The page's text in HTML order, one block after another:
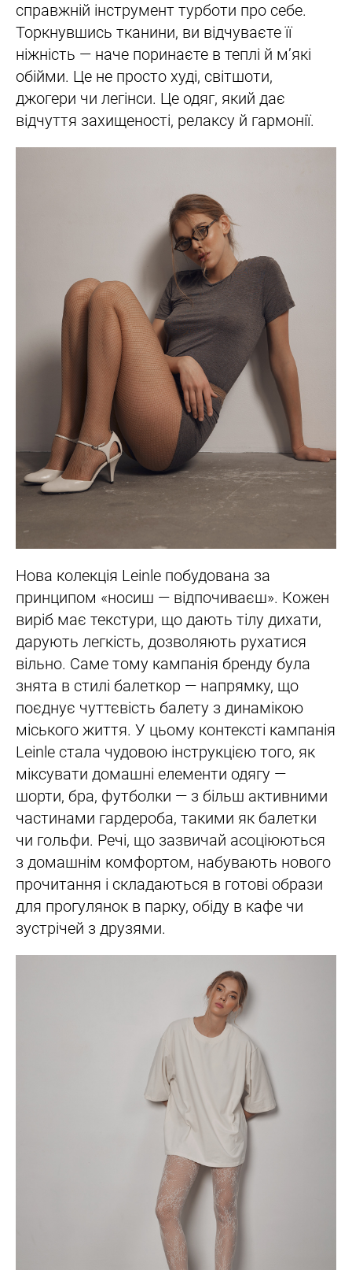
справжній інструмент турботи про себе.
Торкнувшись тканини, ви відчуваєте її
ніжність — наче поринаєте в теплі й м’які
обійми. Це не просто худі, світшоти,
джогери чи легінси. Це одяг, який дає
відчуття захищеності, релаксу й гармонії.
Нова колекція Leinle побудована за
принципом «носиш — відпочиваєш». Кожен
виріб має текстури, що дають тілу дихати,
дарують легкість, дозволяють рухатися
вільно. Саме тому кампанія бренду була
знята в стилі балеткор — напрямку, що
поєднує чуттєвість балету з динамікою
міського життя. У цьому контексті кампанія
Leinle стала чудовою інструкцією того, як
міксувати домашні елементи одягу —
шорти, бра, футболки — з більш активними
частинами гардероба, такими як балетки
чи гольфи. Речі, що зазвичай асоціюються
з домашнім комфортом, набувають нового
прочитання і складаються в готові образи
для прогулянок в парку, обіду в кафе чи
зустрічей з друзями.